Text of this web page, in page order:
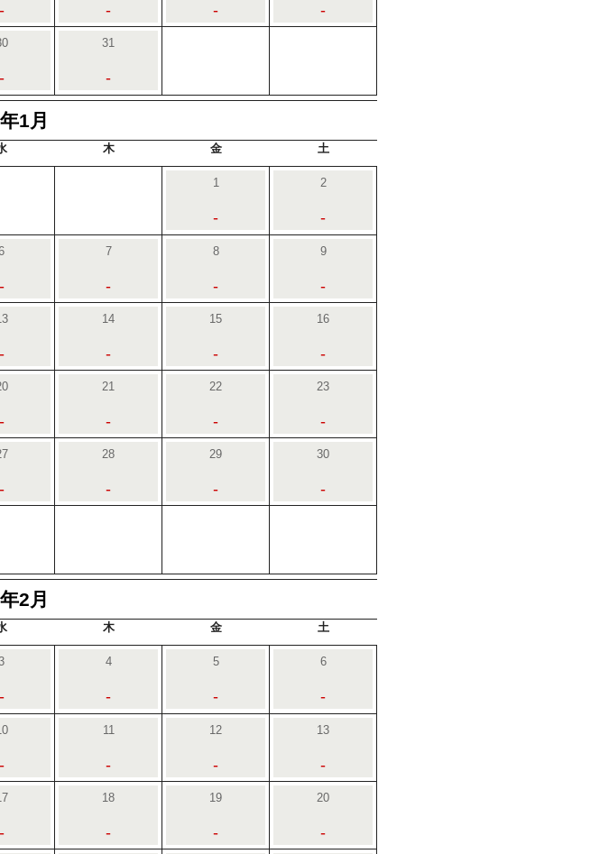
- - - -
-
31
-
1月
木 金 土
1
-
2
-
-
7
-
8
-
9
-
-
14
-
15
-
16
-
-
21
-
22
-
23
-
-
28
-
29
-
30
-
2月
木 金 土
-
4
-
5
-
6
-
-
11
-
12
-
13
-
-
18
-
19
-
20
-